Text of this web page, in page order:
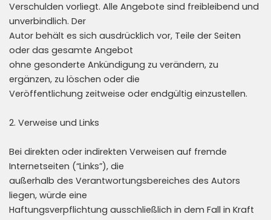
Verschulden vorliegt. Alle Angebote sind freibleibend und
unverbindlich. Der
Autor behält es sich ausdrücklich vor, Teile der Seiten
oder das gesamte Angebot
ohne gesonderte Ankündigung zu verändern, zu
ergänzen, zu löschen oder die
Veröffentlichung zeitweise oder endgültig einzustellen.
2. Verweise und Links
Bei direkten oder indirekten Verweisen auf fremde
Internetseiten (“Links”), die
außerhalb des Verantwortungsbereiches des Autors
liegen, würde eine
Haftungsverpflichtung ausschließlich in dem Fall in Kraft